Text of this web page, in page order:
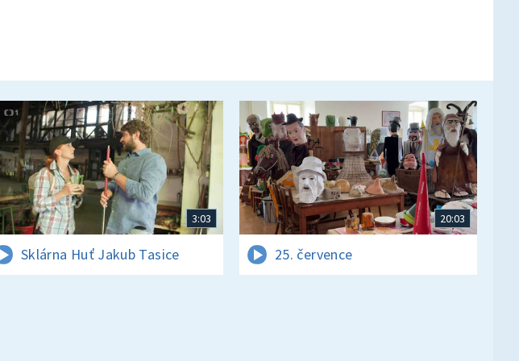
3:03
Sklárna Huť Jakub Tasice
20:03
25. července